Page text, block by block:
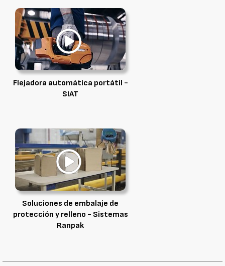
Flejadora automática portátil -
SIAT
Soluciones de embalaje de
protección y relleno - Sistemas
Ranpak